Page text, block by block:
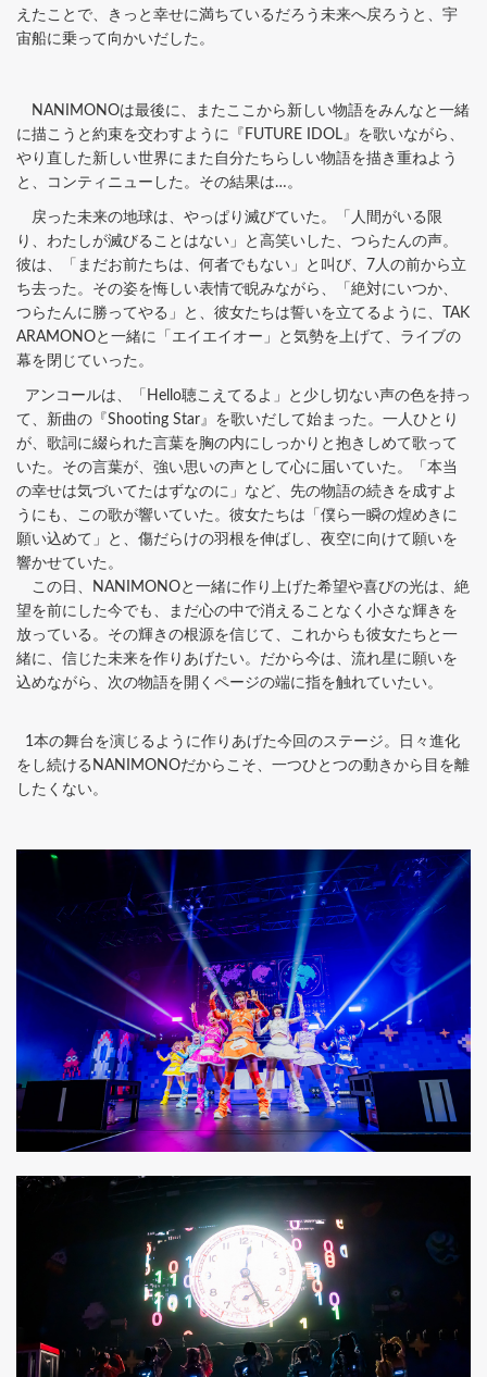
えたことで、きっと幸せに満ちているだろう未来へ戻ろうと、宇
宙船に乗って向かいだした。
NANIMONOは最後に、またここから新しい物語をみんなと一緒
に描こうと約束を交わすように『FUTURE IDOL』を歌いながら、
やり直した新しい世界にまた自分たちらしい物語を描き重ねよう
と、コンティニューした。その結果は…。
戻った未来の地球は、やっぱり滅びていた。「人間がいる限
り、わたしが滅びることはない」と高笑いした、つらたんの声。
彼は、「まだお前たちは、何者でもない」と叫び、7人の前から立
ち去った。その姿を悔しい表情で睨みながら、「絶対にいつか、
つらたんに勝ってやる」と、彼女たちは誓いを立てるように、TAK
ARAMONOと一緒に「エイエイオー」と気勢を上げて、ライブの
幕を閉じていった。
アンコールは、「Hello聴こえてるよ」と少し切ない声の色を持っ
て、新曲の『Shooting Star』を歌いだして始まった。一人ひとり
が、歌詞に綴られた言葉を胸の内にしっかりと抱きしめて歌って
いた。その言葉が、強い思いの声として心に届いていた。「本当
の幸せは気づいてたはずなのに」など、先の物語の続きを成すよ
うにも、この歌が響いていた。彼女たちは「僕ら一瞬の煌めきに
願い込めて」と、傷だらけの羽根を伸ばし、夜空に向けて願いを
響かせていた。
この日、NANIMONOと一緒に作り上げた希望や喜びの光は、絶
望を前にした今でも、まだ心の中で消えることなく小さな輝きを
放っている。その輝きの根源を信じて、これからも彼女たちと一
緒に、信じた未来を作りあげたい。だから今は、流れ星に願いを
込めながら、次の物語を開くページの端に指を触れていたい。
1本の舞台を演じるように作りあげた今回のステージ。日々進化
をし続けるNANIMONOだからこそ、一つひとつの動きから目を離
したくない。